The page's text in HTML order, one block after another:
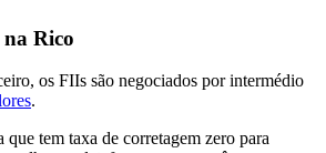
Rico
os FIIs são negociados por intermédio
.
que tem taxa de corretagem zero para